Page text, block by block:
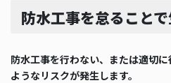
防水工事を怠ること
防水工事を行わない、または適切
ようなリスクが発生します。